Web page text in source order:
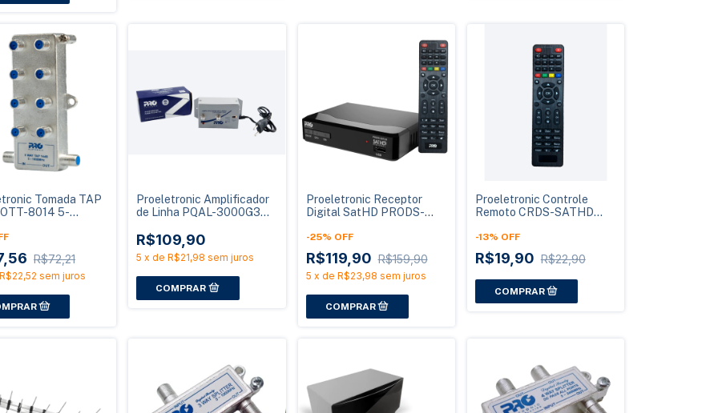
Tomada TAP
8014 5-
R$72,21
R$22,52 sem juros
Proeletronic Amplificador
de Linha PQAL-3000G3
R$109,90
5 xdeR$21,98 sem juros
Proeletronic Receptor
Digital SatHD PRODS-
-25% OFF
R$119,90 R$159,90
5 x de R$23,98 sem juros
Proeletronic Controle
Remoto CRDS-SATHD
Par de Pilhas
-13% OFF
R$19,90 R$22,90